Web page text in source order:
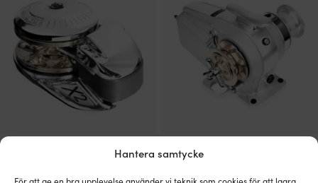
Hantera samtycke
För att ge en bra upplevelse använder vi teknik som cookies för att lagra
739 kr.
18
689 kr.
Profile Aluminium, 800 W, 12 V, för Ø8
med kätting
1500 W, 12 V, för Ø10 mm kätting
3 - 6 ARBETSDAGAR